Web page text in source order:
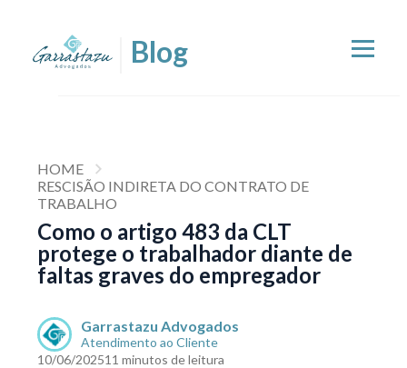
HOME
RESCISÃO INDIRETA DO CONTRATO DE
TRABALHO
Como o artigo 483 da CLT
protege o trabalhador diante de
faltas graves do empregador
Garrastazu Advogados
Atendimento ao Cliente
10/06/202511 minutos de leitura